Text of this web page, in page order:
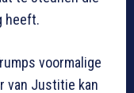
heeft.
voormalige
van Justitie kan